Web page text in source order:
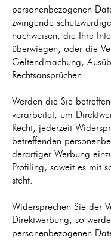
personenbezogenen
zwingende
nachweisen, die Ihre
überwiegen, oder die
Geltendmachung,
Rechtsansprüchen.
Werden die Sie
verarbeitet, um
Recht, jederzeit
betreffenden
derartiger Werbung
Profiling, soweit es mit
steht.
Widersprechen Sie der
Direktwerbung, so
personenbezogenen